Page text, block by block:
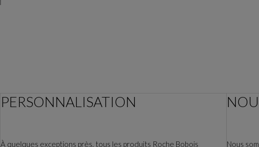
PERSONNALISATION
À quelques exceptions près, tous les produits Roche Bobois
Nous